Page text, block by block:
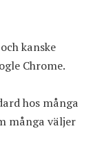
kanske
Chrome.
hos många
många väljer